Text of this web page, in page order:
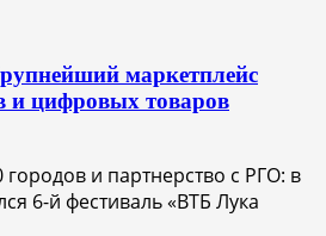
маркетплейс
и цифровых товаров